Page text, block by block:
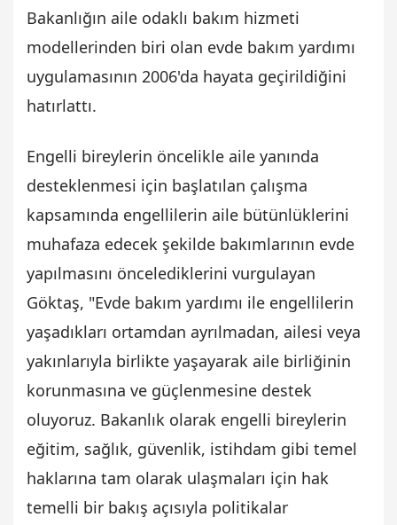
Bakanlığın aile odaklı bakım hizmeti
modellerinden biri olan evde bakım yardımı
uygulamasının 2006'da hayata geçirildiğini
hatırlattı.
Engelli bireylerin öncelikle aile yanında
desteklenmesi için başlatılan çalışma
kapsamında engellilerin aile bütünlüklerini
muhafaza edecek şekilde bakımlarının evde
yapılmasını öncelediklerini vurgulayan
Göktaş, "Evde bakım yardımı ile engellilerin
yaşadıkları ortamdan ayrılmadan, ailesi veya
yakınlarıyla birlikte yaşayarak aile birliğinin
korunmasına ve güçlenmesine destek
oluyoruz. Bakanlık olarak engelli bireylerin
eğitim, sağlık, güvenlik, istihdam gibi temel
haklarına tam olarak ulaşmaları için hak
temelli bir bakış açısıyla politikalar